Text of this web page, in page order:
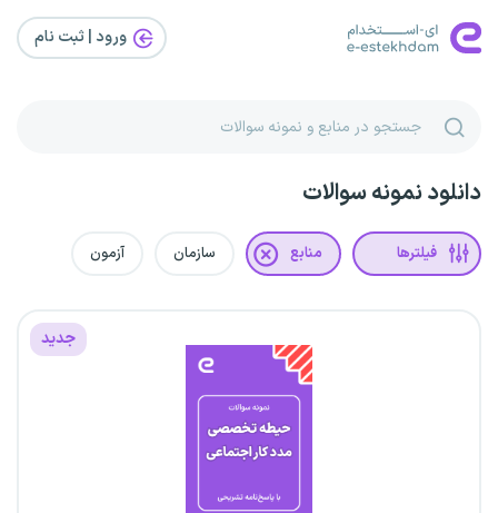
ورود | ثبت‌ نام
دانلود نمونه سوالات
فیلترها منابع سازمان آزمون
جدید